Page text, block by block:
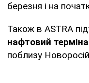
березня і на
Також в ASTRA
нафтовий
поблизу